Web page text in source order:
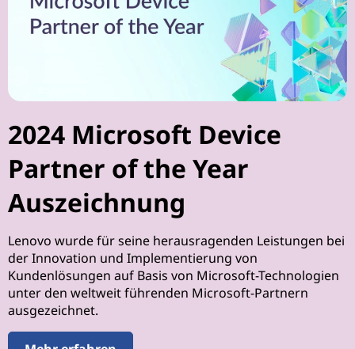
2024 Microsoft Device
Partner of the Year
Auszeichnung
Lenovo wurde für seine herausragenden Leistungen bei
der Innovation und Implementierung von
Kundenlösungen auf Basis von Microsoft-Technologien
unter den weltweit führenden Microsoft-Partnern
ausgezeichnet.